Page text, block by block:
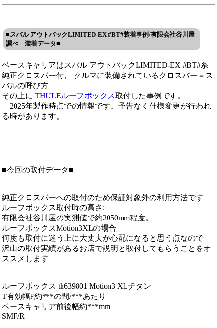
■スバル アウトバックLIMITED-EX #BT#装着事例/有限会社谷川屋
調べ 装着データ■
ベースキャリアはスバル アウトバックLIMITED-EX #BT#系
純正クロスバー付。 クルマに装備されているクロスバー＝ス
バルの呼び方
その上に THULEルーフボックス取付した事例です。
2025年製作時点での情報です。予告なく仕様変更が行われ
る時があります。
■今回の取付データ■
純正クロスバーへの取付のため保証対象外の利用方法です
ルーフボックス取付時の高さ:
有限会社谷川屋の実測値で約2050mm程度。
ルーフボックスMotion3XLの場合
何度も取付に迷う上に大丈夫か心配になると思う点なので
沢山の取付実績があるお店で説明と取付してもらうことをオ
ススメします
ルーフボックス th639801 Motion3 XLチタン
T有効幅F約***の間/***あたり
ベースキャリア前後幅約***mm
SMF/R